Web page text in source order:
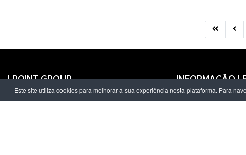
LPOINT GROUP INFORMAÇÃO
Este site utiliza cookies para melhorar a sua experiência nesta plataforma. Para